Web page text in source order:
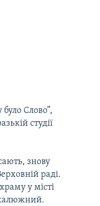
Слово”,
студії
знову
раді.
у місті